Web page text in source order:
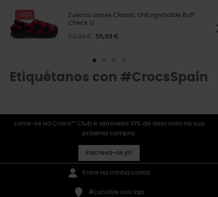
-20%
Zuecos unisex Classic Unfurgettable Buff
Check U
69,99 € 55,99 €
Etiquétanos con #CrocsSpain
Junte-se ao Crocs™ Club e aproveite 10% de desconto na sua
próxima compra.
Inscreva-se já!
Entre na minha conta
#Localize sua loja